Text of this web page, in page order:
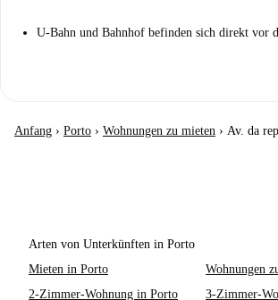
U-Bahn und Bahnhof befinden sich direkt vor
Anfang › Porto › Wohnungen zu mieten › Av. da
Arten von Unterkünften in Porto
Mieten in Porto
Wohnungen
2-Zimmer-Wohnung in Porto
3-Zimmer-